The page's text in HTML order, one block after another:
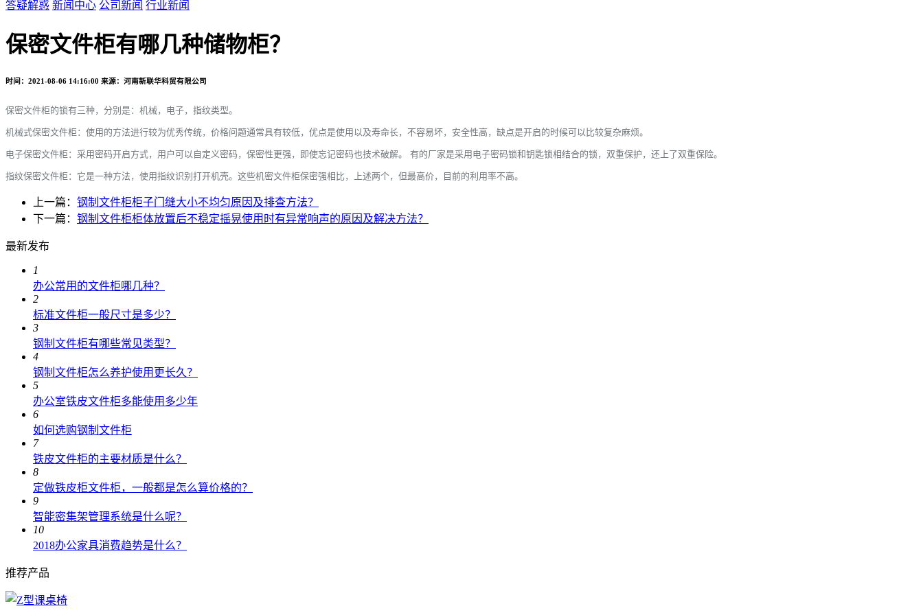
答疑解惑 新闻中心 公司新闻 行业新闻
保密文件柜有哪几种储物柜？
时间：2021-08-06 14:16:00 来源：河南新联华科贸有限公司
保密文件柜的锁有三种，分别是：机械，电子，指纹类型。
机械式保密文件柜：使用的方法进行较为优秀传统，价格问题通常具有较低，优点是使用以及寿命长，不容易坏，安全性高，缺点是开启的时候可以比较复杂麻烦。
电子保密文件柜：采用密码开启方式，用户可以自定义密码，保密性更强，即使忘记密码也技术破解。 有的厂家是采用电子密码锁和钥匙锁相结合的锁，双重保护，还上了双重保险。
指纹保密文件柜：它是一种方法，使用指纹识别打开机壳。这些机密文件柜保密强相比，上述两个，但最高价，目前的利用率不高。
上一篇： 钢制文件柜柜子门缝大小不均匀原因及排查方法？
下一篇： 钢制文件柜柜体放置后不稳定摇晃使用时有异常响声的原因及解决方法？
最新发布
1
办公常用的文件柜哪几种？
2
标准文件柜一般尺寸是多少？
3
钢制文件柜有哪些常见类型？
4
钢制文件柜怎么养护使用更长久？
5
办公室铁皮文件柜多能使用多少年
6
如何选购钢制文件柜
7
铁皮文件柜的主要材质是什么？
8
定做铁皮柜文件柜，一般都是怎么算价格的？
9
智能密集架管理系统是什么呢？
10
2018办公家具消费趋势是什么？
推荐产品